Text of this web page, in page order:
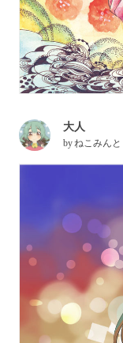
大人
byねこみんと